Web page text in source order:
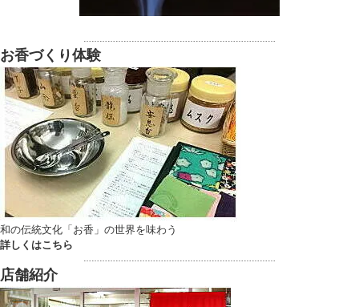
お香づくり体験
和の伝統文化「お香」の世界を味わう
詳しくはこちら
店舗紹介